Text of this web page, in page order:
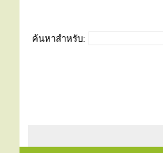
ค้นหาสำหรับ: